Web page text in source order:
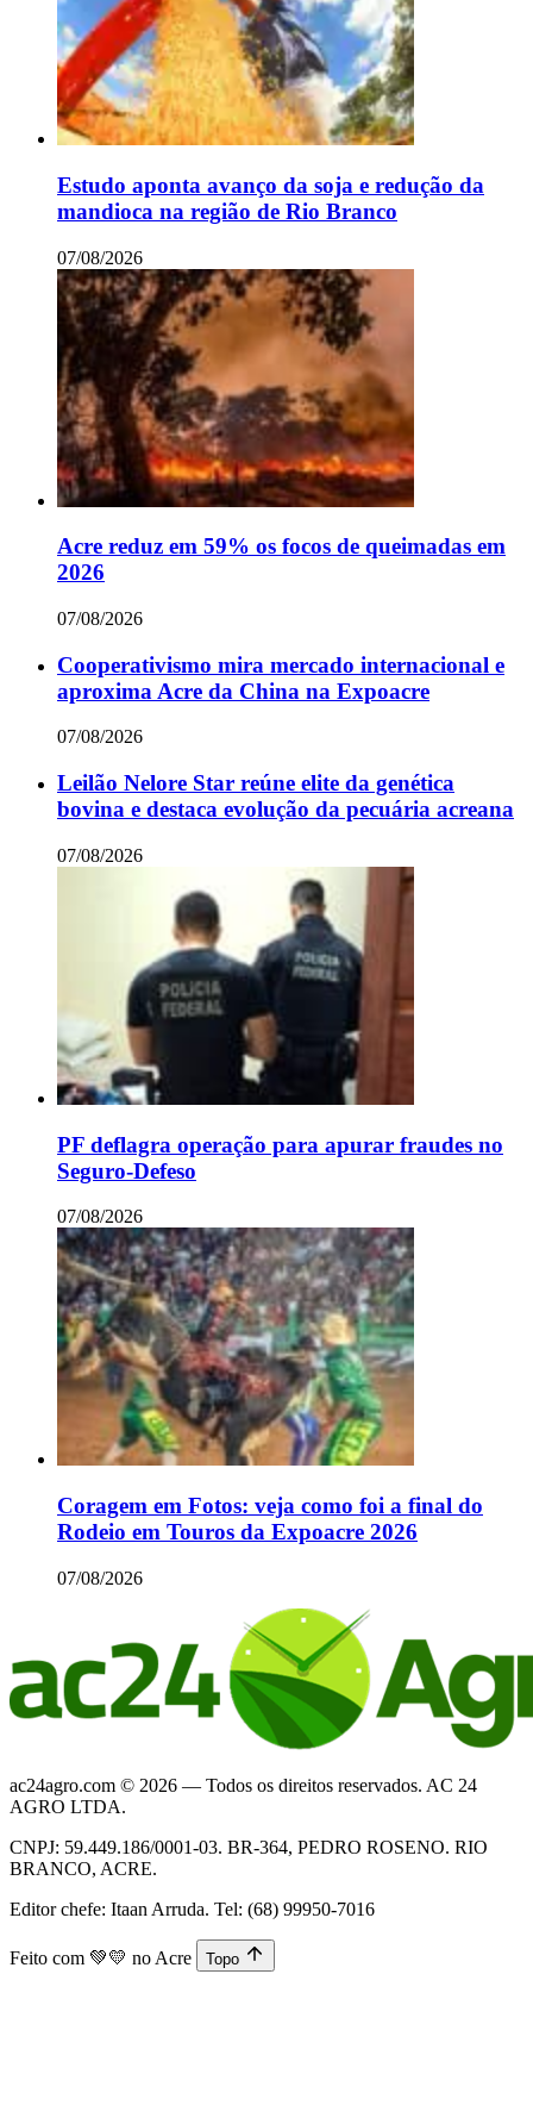
Estudo aponta avanço da soja e redução da
mandioca na região de Rio Branco
07/08/2026
Acre reduz em 59% os focos de queimadas em
2026
07/08/2026
Cooperativismo mira mercado internacional e
aproxima Acre da China na Expoacre
07/08/2026
Leilão Nelore Star reúne elite da genética
bovina e destaca evolução da pecuária acreana
07/08/2026
PF deflagra operação para apurar fraudes no
Seguro-Defeso
07/08/2026
Coragem em Fotos: veja como foi a final do
Rodeio em Touros da Expoacre 2026
07/08/2026
ac24agro.com © 2026 — Todos os direitos reservados. AC 24
AGRO LTDA.
CNPJ: 59.449.186/0001-03. BR-364, PEDRO ROSENO. RIO
BRANCO, ACRE.
Editor chefe: Itaan Arruda. Tel: (68) 99950-7016
Feito com 💚💛 no Acre Topo